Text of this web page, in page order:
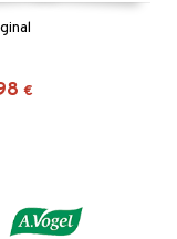
€